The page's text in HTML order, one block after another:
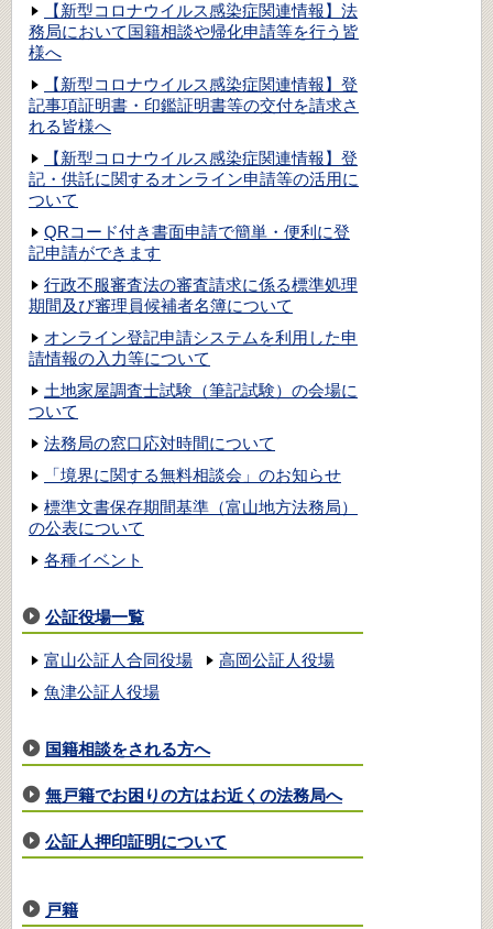
【新型コロナウイルス感染症関連情報】法
務局において国籍相談や帰化申請等を行う皆
様へ
【新型コロナウイルス感染症関連情報】登
記事項証明書・印鑑証明書等の交付を請求さ
れる皆様へ
【新型コロナウイルス感染症関連情報】登
記・供託に関するオンライン申請等の活用に
ついて
QRコード付き書面申請で簡単・便利に登
記申請ができます
行政不服審査法の審査請求に係る標準処理
期間及び審理員候補者名簿について
オンライン登記申請システムを利用した申
請情報の入力等について
土地家屋調査士試験（筆記試験）の会場に
ついて
法務局の窓口応対時間について
「境界に関する無料相談会」のお知らせ
標準文書保存期間基準（富山地方法務局）
の公表について
各種イベント
公証役場一覧
富山公証人合同役場
高岡公証人役場
魚津公証人役場
国籍相談をされる方へ
無戸籍でお困りの方はお近くの法務局へ
公証人押印証明について
戸籍